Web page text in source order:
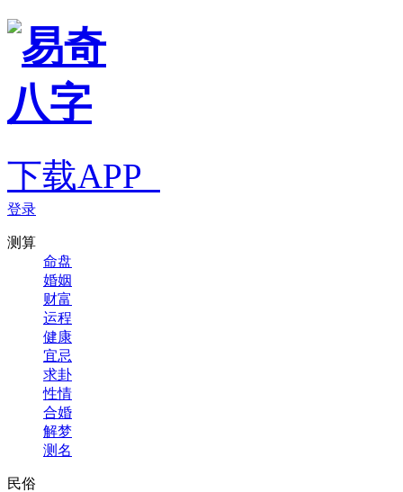
下载APP
登录
测算
命盘
婚姻
财富
运程
健康
宜忌
求卦
性情
合婚
解梦
测名
民俗